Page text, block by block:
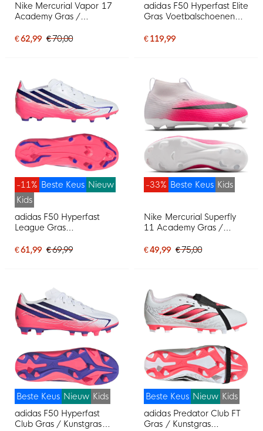
Nike Mercurial Vapor 17
Academy Gras /
Voetbalschoenen (MG)
€ 62,99 € 70,00
adidas F50 Hyperfast Elite
Gras Voetbalschoenen
Blauw
€ 119,99
Beste Keus
-11%
Nieuw
Kids
adidas F50 Hyperfast
League Gras
Kids Wit Paars Roze
€ 61,99 € 69,99
Beste Keus
-33% Kids
Nike Mercurial Superfly
11 Academy Gras /
Voetbalschoenen (MG)
€ 49,99 € 75,00
Beste Keus Nieuw Kids
adidas F50 Hyperfast
Club Gras / Kunstgras
Beste Keus Nieuw Kids
adidas Predator Club FT
Gras / Kunstgras